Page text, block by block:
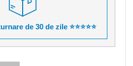
de 30 de zile ⭐⭐⭐⭐⭐